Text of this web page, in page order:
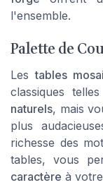
l'ensemble.
Palette de
Lestables
classiques
naturels, mais
plus
richesse des
tables, vous
caractère à